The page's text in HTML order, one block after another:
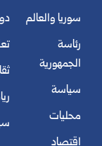
سوريا والعالم
رئاسة
الجمهورية
سياسة
محليات
اقتصاد